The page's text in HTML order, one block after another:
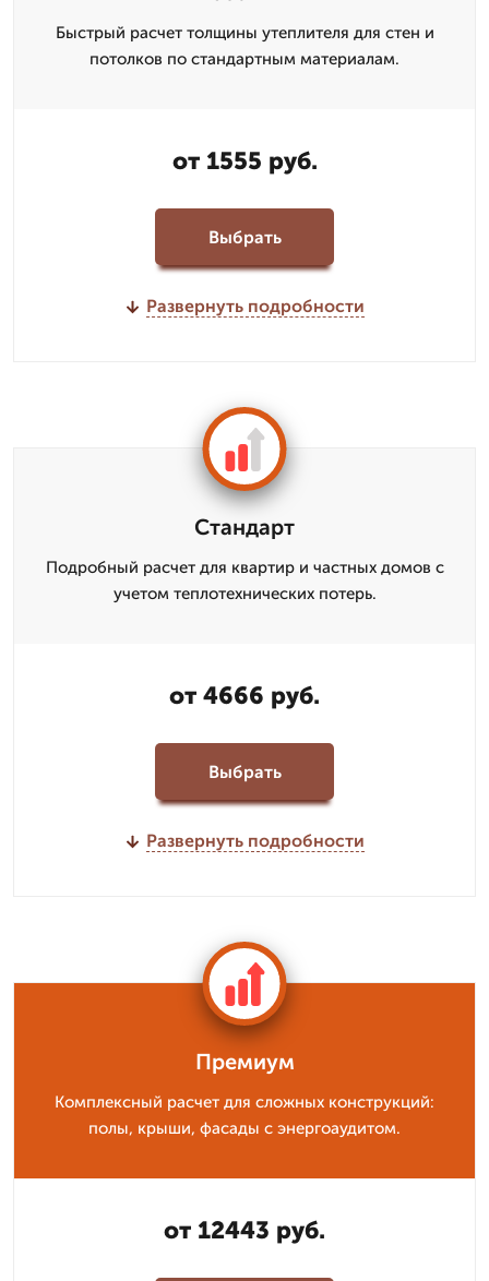
Быстрый расчет толщины утеплителя для стен и
потолков по стандартным материалам.
от 1555 руб.
Выбрать
Развернуть подробности
Стандарт
Подробный расчет для квартир и частных домов с
учетом теплотехнических потерь.
от 4666 руб.
Выбрать
Развернуть подробности
Премиум
Комплексный расчет для сложных конструкций:
полы, крыши, фасады с энергоаудитом.
от 12443 руб.